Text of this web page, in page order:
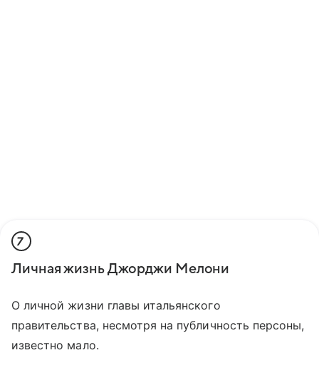
7
Личная жизнь Джорджи Мелони
О личной жизни главы итальянского
правительства, несмотря на публичность персоны,
известно мало.